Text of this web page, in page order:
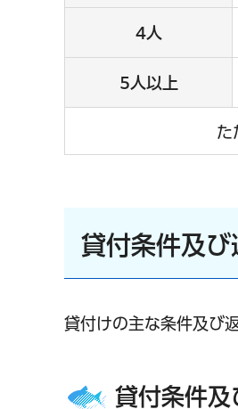
4人
5人以上
た
貸付条件及び
貸付けの主な条件及び
貸付条件及